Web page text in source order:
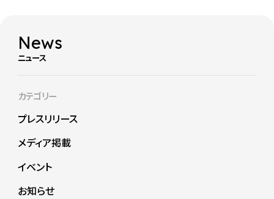
News
ニュース
カテゴリー
プレスリリース
メディア掲載
イベント
お知らせ